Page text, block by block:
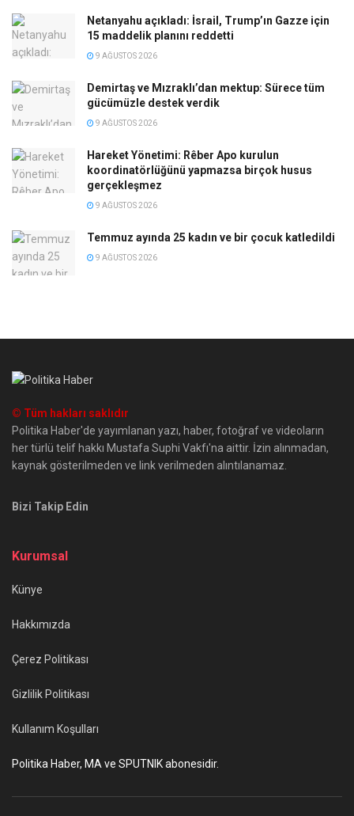
Netanyahu açıkladı: İsrail, Trump’ın Gazze için
15 maddelik planını reddetti
9 AĞUSTOS 2026
Demirtaş ve Mızraklı’dan mektup: Sürece tüm
gücümüzle destek verdik
9 AĞUSTOS 2026
Hareket Yönetimi: Rêber Apo kurulun
koordinatörlüğünü yapmazsa birçok husus
gerçekleşmez
9 AĞUSTOS 2026
Temmuz ayında 25 kadın ve bir çocuk katledildi
9 AĞUSTOS 2026
© Tüm hakları saklıdır
Politika Haber'de yayımlanan yazı, haber, fotoğraf ve videoların
her türlü telif hakkı Mustafa Suphi Vakfı'na aittir. İzin alınmadan,
kaynak gösterilmeden ve link verilmeden alıntılanamaz.
Bizi Takip Edin
Kurumsal
Künye
Hakkımızda
Çerez Politikası
Gizlilik Politikası
Kullanım Koşulları
Politika Haber, MA ve SPUTNIK abonesidir.